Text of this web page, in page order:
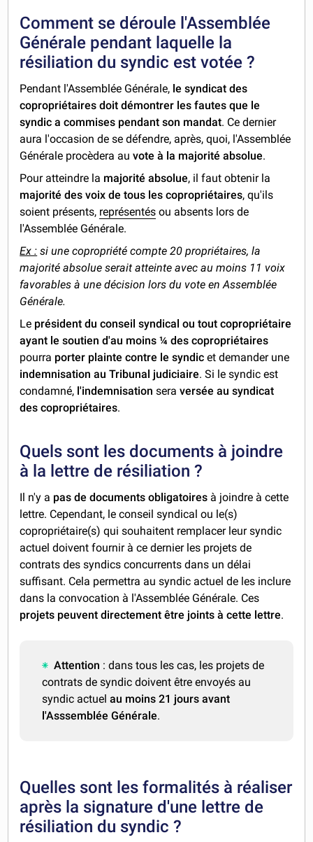
Comment se déroule l'Assemblée
Générale pendant laquelle la
résiliation du syndic est votée ?
Pendant l'Assemblée Générale, le syndicat des
copropriétaires doit démontrer les fautes que le
syndic a commises pendant son mandat. Ce dernier
aura l'occasion de se défendre, après, quoi, l'Assemblée
Générale procèdera auvote à la majorité absolue.
Pour atteindre la majorité absolue, il faut obtenir la
majorité des voix de tous les copropriétaires, qu'ils
soient présents, représentés ou absents lors de
l'Assemblée Générale.
Ex : si une copropriété compte 20 propriétaires, la
majorité absolue serait atteinte avec au moins 11 voix
favorables à une décision lors du vote en Assemblée
Générale.
Le président du conseil syndical ou tout copropriétaire
ayant le soutien d'au moins ¼ des copropriétaires
pourra porter plainte contre le syndic et demander une
indemnisation au Tribunal judiciaire. Si le syndic est
condamné, l'indemnisation seraversée au syndicat
des copropriétaires.
Quels sont les documents à joindre
à la lettre de résiliation ?
Il n'y a pas de documents obligatoires à joindre à cette
lettre. Cependant, le conseil syndical ou le(s)
copropriétaire(s) qui souhaitent remplacer leur syndic
actuel doivent fournir à ce dernier les projets de
contrats des syndics concurrents dans un délai
suffisant. Cela permettra au syndic actuel de les inclure
dans la convocation à l'Assemblée Générale. Ces
projets peuvent directement être joints à cette lettre.
Attention : dans tous les cas, les projets de
contrats de syndic doivent être envoyés au
syndic actuelau moins 21 jours avant
l'Asssemblée Générale.
Quelles sont les formalités à réaliser
après la signature d'une lettre de
résiliation du syndic ?